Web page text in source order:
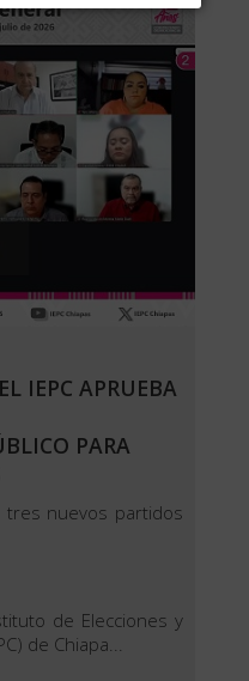
IEPC APRUEBA
PARA
nuevos partidos
de Elecciones y
de Chiapa...